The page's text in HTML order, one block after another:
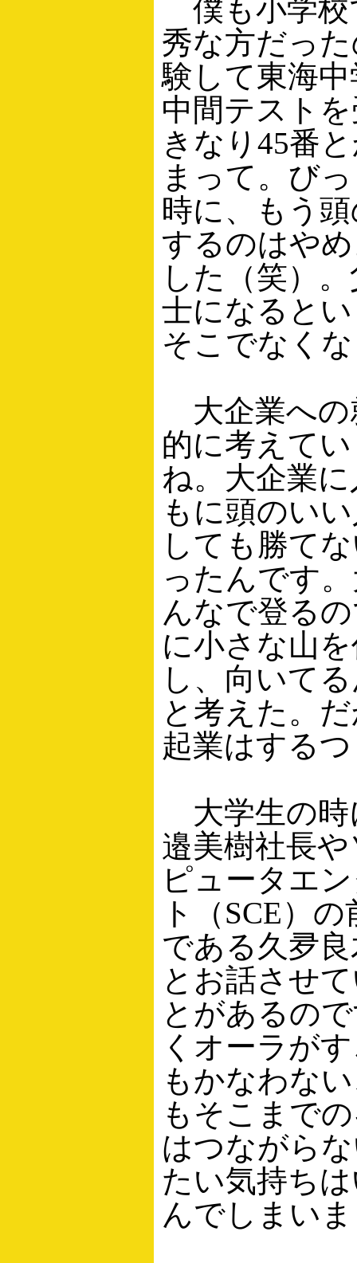
僕も小学校
秀な方だっ
験して東海
中間テスト
きなり45番
まって。び
時に、もう
するのはや
した（笑）
士になると
そこでなく
大企業への
的に考えて
ね。大企業
もに頭のい
しても勝て
ったんです
んなで登る
に小さな山
し、向いて
と考えた。
起業はする
大学生の時
邉美樹社長
ピュータエ
ト（SCE）
である久夛
とお話させ
とがあるの
くオーラが
もかなわな
もそこまで
はつながら
たい気持ち
んでしまい